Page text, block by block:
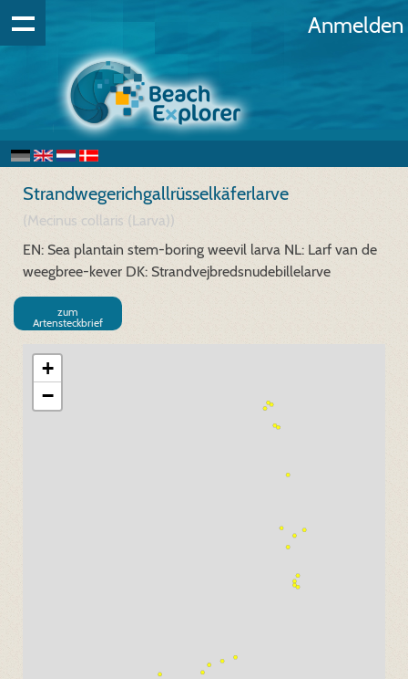
Anmelden
Strandwegerichgallrüsselkäferlarve
(Mecinus collaris (Larva))
EN: Sea plantain stem-boring weevil larva NL: Larf van de
weegbree-kever DK: Strandvejbredsnudebillelarve
zum
Artensteckbrief
+
−